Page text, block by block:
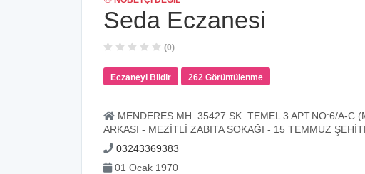
Seda Eczanesi
(0)
Eczaneyi Bildir 262 Görüntülenme
MENDERES MH. 35427 SK. TEMEL 3 APT.NO:6/A-C
ARKASI - MEZİTLİ ZABITA SOKAĞI - 15 TEMMUZ
03243369383
01 Ocak 1970